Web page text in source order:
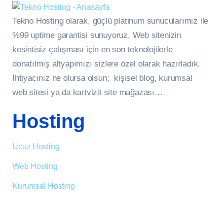
Tekno Hosting olarak, güçlü platinum sunucularımız ile
%99 uptime garantisi sunuyoruz. Web sitenizin
kesintisiz çalışması için en son teknolojilerle
donatılmış altyapımızı sizlere özel olarak hazırladık.
İhtiyacınız ne olursa olsun; kişisel blog, kurumsal
web sitesi ya da kartvizit site mağazası…
Hosting
Ucuz Hosting
Web Hosting
Kurumsal Hosting